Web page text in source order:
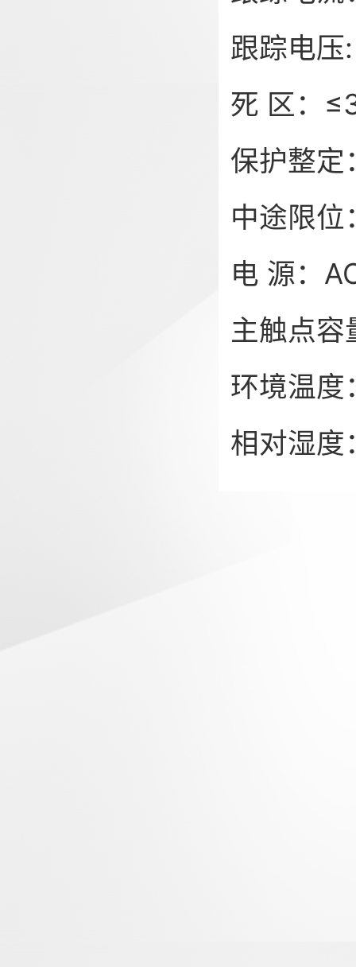
跟踪电压
死 区：
保护整
中途限
电 源：
主触点
环境温
相对湿度